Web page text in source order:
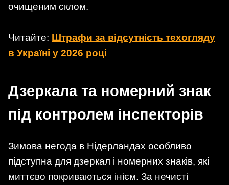
очищеним склом.
Читайте: Штрафи за відсутність техогляду
в Україні у 2026 році
Дзеркала та номерний знак
під контролем інспекторів
Зимова негода в Нідерландах особливо
підступна для дзеркал і номерних знаків, які
миттєво покриваються інієм. За нечисті